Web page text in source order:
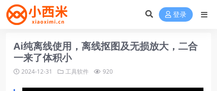
登录
Ai纯离线使用，离线抠图及无损放大，二合
一来了体积小
2024-12-31 工具软件 920